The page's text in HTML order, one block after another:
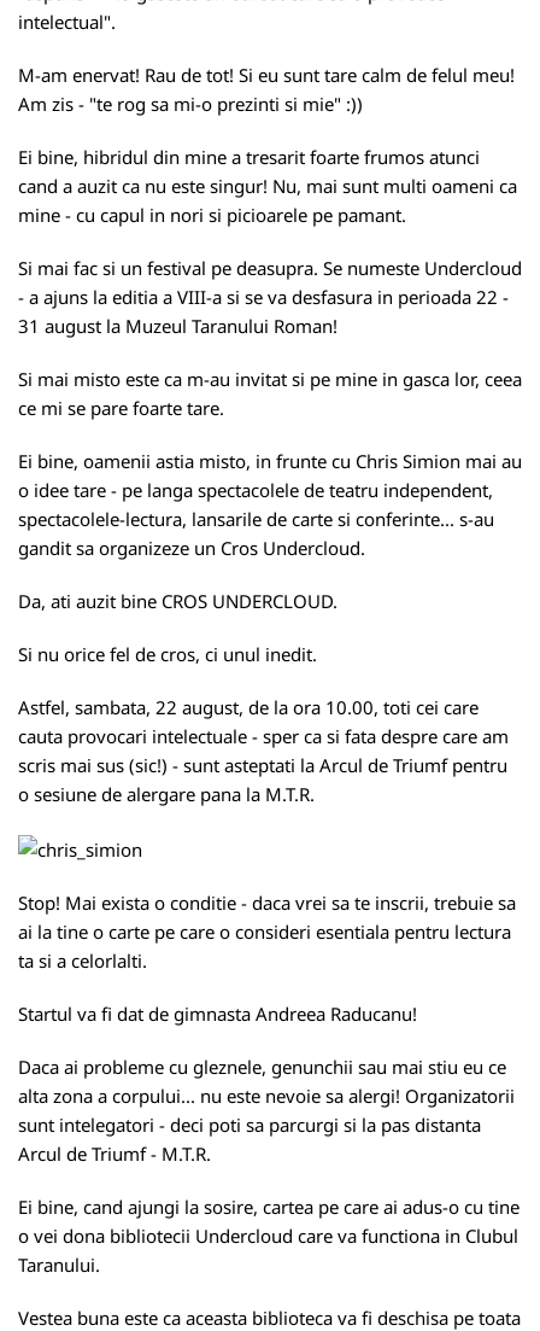
intelectual".
M-am enervat! Rau de tot! Si eu sunt tare calm de felul meu!
Am zis - "te rog sa mi-o prezinti si mie" :))
Ei bine, hibridul din mine a tresarit foarte frumos atunci
cand a auzit ca nu este singur! Nu, mai sunt multi oameni ca
mine - cu capul in nori si picioarele pe pamant.
Si mai fac si un festival pe deasupra. Se numeste Undercloud
- a ajuns la editia a VIII-a si se va desfasura in perioada 22 -
31 august la Muzeul Taranului Roman!
Si mai misto este ca m-au invitat si pe mine in gasca lor, ceea
ce mi se pare foarte tare.
Ei bine, oamenii astia misto, in frunte cu Chris Simion mai au
o idee tare - pe langa spectacolele de teatru independent,
spectacolele-lectura, lansarile de carte si conferinte... s-au
gandit sa organizeze un Cros Undercloud.
Da, ati auzit bine CROS UNDERCLOUD.
Si nu orice fel de cros, ci unul inedit.
Astfel, sambata, 22 august, de la ora 10.00, toti cei care
cauta provocari intelectuale - sper ca si fata despre care am
scris mai sus (sic!) - sunt asteptati la Arcul de Triumf pentru
o sesiune de alergare pana la M.T.R.
Stop! Mai exista o conditie - daca vrei sa te inscrii, trebuie sa
ai la tine o carte pe care o consideri esentiala pentru lectura
ta si a celorlalti.
Startul va fi dat de gimnasta Andreea Raducanu!
Daca ai probleme cu gleznele, genunchii sau mai stiu eu ce
alta zona a corpului... nu este nevoie sa alergi! Organizatorii
sunt intelegatori - deci poti sa parcurgi si la pas distanta
Arcul de Triumf - M.T.R.
Ei bine, cand ajungi la sosire, cartea pe care ai adus-o cu tine
o vei dona bibliotecii Undercloud care va functiona in Clubul
Taranului.
Vestea buna este ca aceasta biblioteca va fi deschisa pe toata